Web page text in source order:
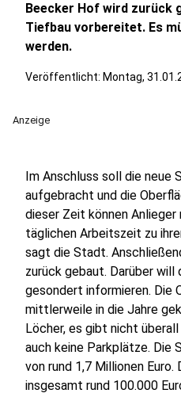
Beecker Hof wird zurück
Tiefbau vorbereitet. Es
werden.
Veröffentlicht: Montag,
Anzeige
Im Anschluss soll die neue
aufgebracht und die
dieser Zeit können Anlieger
täglichen Arbeitszeit zu
sagt die Stadt.
zurück gebaut. Darüber
gesondert informieren. Die
mittlerweile in die Jahre
Löcher, es gibt nicht
auch keine Parkplätze.
von rund 1,7 Millionen Euro.
insgesamt rund 100.000